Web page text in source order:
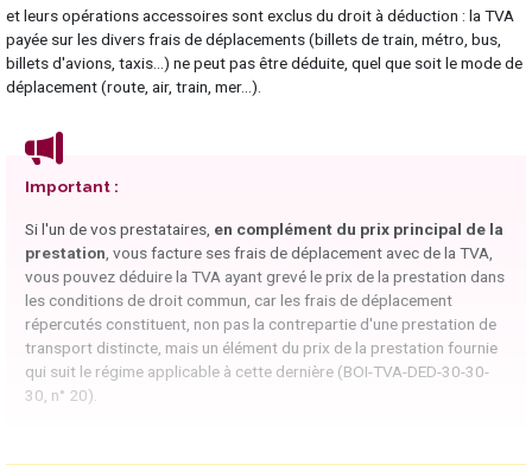
et leurs opérations accessoires sont exclus du droit à déduction : la TVA
payée sur les divers frais de déplacements (billets de train, métro, bus,
billets d'avions, taxis...) ne peut pas être déduite, quel que soit le mode de
déplacement (route, air, train, mer...).
Important :
Si l'un de vos prestataires, en complément du prix principal de la
prestation , vous facture ses frais de déplacement avec de la TVA,
vous pouvez déduire la TVA ayant grevé le prix de la prestation dans
les conditions de droit commun, car les frais de déplacement
répercutés constituent, non pas la contrepartie d'une prestation de
transport distincte, mais un élément du prix de la prestation fournie
qui suit le régime applicable à cette dernière (BOI-TVA-DED-30-30-
30, n° 20).